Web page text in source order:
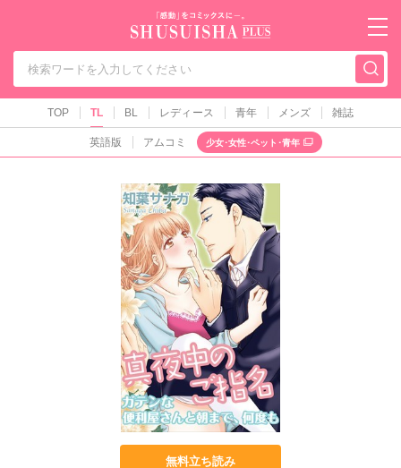
秋水社PLUS（テ
TOP TL BL レディース 青年 メンズ 雑誌
英語版 アムコミ 少女･女性･ペット･青年
無料立ち読み